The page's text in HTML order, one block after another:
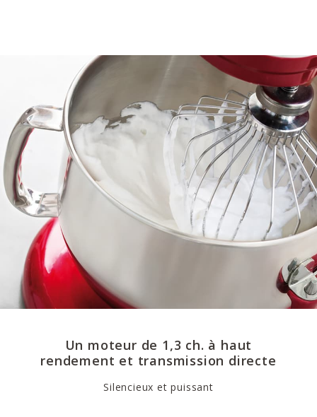
Un moteur de 1,3 ch. à haut
rendement et transmission directe
Silencieux et puissant